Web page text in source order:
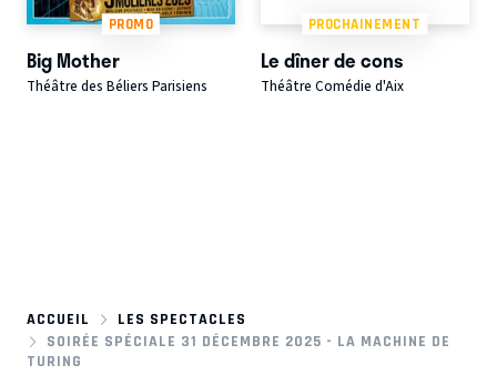
PROMO
Big Mother
Théâtre des Béliers Parisiens
PROCHAINEMENT
Le dîner de cons
Théâtre Comédie d'Aix
ACCUEIL
LES SPECTACLES
SOIRÉE SPÉCIALE 31 DÉCEMBRE 2025 - LA MACHINE DE
TURING